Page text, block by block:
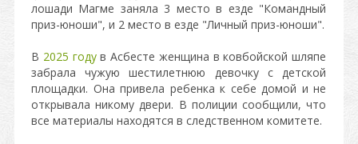
лошади Магме заняла 3 место в езде "Командный
приз-юноши", и 2 место в езде "Личный приз-юноши".
В 2025 годув Асбесте женщина в ковбойской шляпе
забрала чужую шестилетнюю девочку с детской
площадки. Она привела ребенка к себе домой и не
открывала никому двери. В полиции сообщили, что
все материалы находятся в следственном комитете.